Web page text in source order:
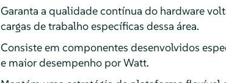
Garanta a qualidade contínua do hardware
cargas de trabalho específicas dessa área.
Consiste em componentes desenvolvidos
e maior desempenho por Watt.